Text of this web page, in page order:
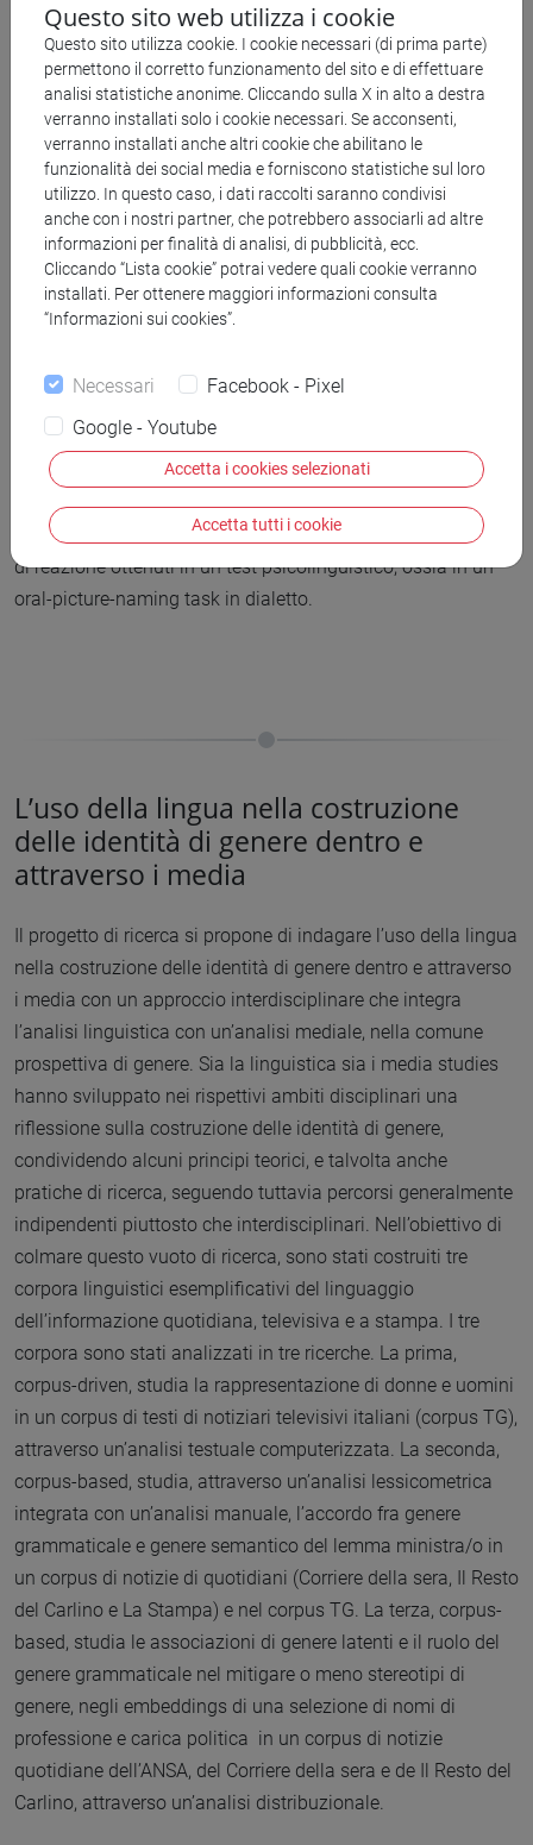
dialetto. In letteratura, ricerche recenti su tale forma
particolare di bilinguismo hanno adottato il Bilingual
Language Profile (BLP; Birdsong et. Al 2012), strumento
ideato per testare la dominanza linguistica in soggetti
bilingui tramite self-reports. Tuttavia, tale strumento è
ottimizzato per quei casi di bilinguismo in cui i parlanti sono
competenti in due lingue standardizzate. A ragion di ciò,
alcune domande non si adattano bene al contesto
sociolinguistico del nostro paese, definito tramite il concetto
di dilalia (Berruto, 1987). Da qui la necessità di creare un
(DLP). A seguito della manipolazione delle domande, si
sottoponendolo ad un campione di circa 200 persone. Per
testare la validità interna si procederà con una factor
analysis. Infine, per stabilire la criterion-based validity
verificheremo la correlazione tra punteggio del DLP e tempi
di reazione ottenuti in un test psicolinguistico, ossia in un
oral-picture-naming task in dialetto.
L’uso della lingua nella costruzione
delle identità di genere dentro e
attraverso i media
Il progetto di ricerca si propone di indagare l’uso della lingua
nella costruzione delle identità di genere dentro e attraverso
i media con un approccio interdisciplinare che integra
l’analisi linguistica con un’analisi mediale, nella comune
prospettiva di genere. Sia la linguistica sia i media studies
hanno sviluppato nei rispettivi ambiti disciplinari una
riflessione sulla costruzione delle identità di genere,
condividendo alcuni principi teorici, e talvolta anche
pratiche di ricerca, seguendo tuttavia percorsi generalmente
indipendenti piuttosto che interdisciplinari. Nell’obiettivo di
colmare questo vuoto di ricerca, sono stati costruiti tre
corpora linguistici esemplificativi del linguaggio
dell’informazione quotidiana, televisiva e a stampa. I tre
corpora sono stati analizzati in tre ricerche. La prima,
corpus-driven, studia la rappresentazione di donne e uomini
in un corpus di testi di notiziari televisivi italiani (corpus TG),
attraverso un’analisi testuale computerizzata. La seconda,
corpus-based, studia, attraverso un’analisi lessicometrica
integrata con un’analisi manuale, l’accordo fra genere
grammaticale e genere semantico del lemma ministra/o in
un corpus di notizie di quotidiani (Corriere della sera, Il Resto
del Carlino e La Stampa) e nel corpus TG. La terza, corpus-
based, studia le associazioni di genere latenti e il ruolo del
genere grammaticale nel mitigare o meno stereotipi di
genere, negli embeddings di una selezione di nomi di
professione e carica politica in un corpus di notizie
quotidiane dell’ANSA, del Corriere della sera e de Il Resto del
Carlino, attraverso un’analisi distribuzionale.
Questo sito web utilizza i cookie
Questo sito utilizza cookie. I cookie necessari (di prima parte)
permettono il corretto funzionamento del sito e di effettuare
analisi statistiche anonime. Cliccando sulla X in alto a destra
verranno installati solo i cookie necessari. Se acconsenti,
verranno installati anche altri cookie che abilitano le
funzionalità dei social media e forniscono statistiche sul loro
utilizzo. In questo caso, i dati raccolti saranno condivisi
anche con i nostri partner, che potrebbero associarli ad altre
informazioni per finalità di analisi, di pubblicità, ecc.
Cliccando “Lista cookie” potrai vedere quali cookie verranno
installati. Per ottenere maggiori informazioni consulta
“Informazioni sui cookies”.
Necessari
Facebook - Pixel
Google - Youtube
Accetta i cookies selezionati
Accetta tutti i cookie